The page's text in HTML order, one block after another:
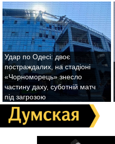
Удар по Одесі: двоє
постраждалих, на стадіоні
«Чорноморець» знесло
частину даху, суботній матч
під загрозою